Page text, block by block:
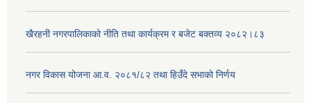
खैरहनी नगरपालिकाको नीति तथा कार्यक्रम र बजेट बक्तव्य २०८२।८३
नगर विकास योजना आ.व. २०८१/८२ तथा हिउँदे सभाको निर्णय